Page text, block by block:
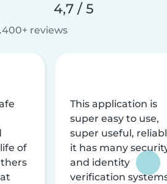
4,7 / 5
reviews
of
This application is
super easy to use,
super useful,
it has many
and identity
verification